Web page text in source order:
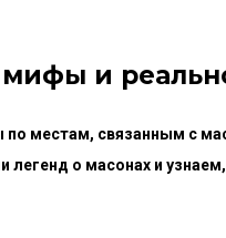
и
по местам, связанным с
легенд о масонах и